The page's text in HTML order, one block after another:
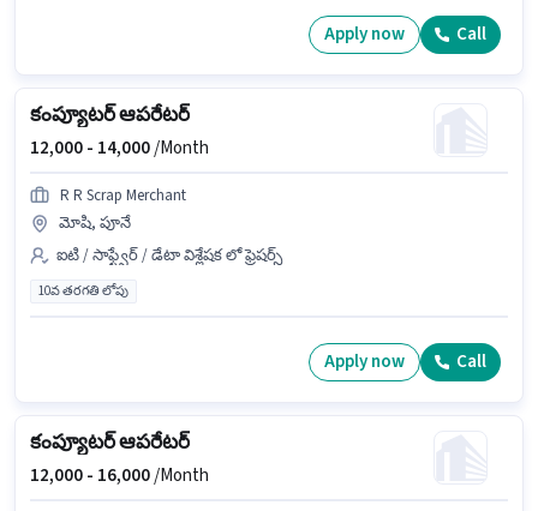
Apply now Call
కంప్యూటర్ ఆపరేటర్
12,000 - 14,000/Month
R R Scrap Merchant
మోషి, పూనే
ఐటి / సాఫ్ట్వేర్ / డేటా విశ్లేషక లో ఫ్రెషర్స్
10వ తరగతి లోపు
Apply now Call
కంప్యూటర్ ఆపరేటర్
12,000 - 16,000/Month